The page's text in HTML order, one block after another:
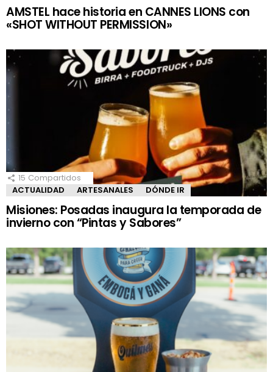
AMSTEL hace historia en CANNES LIONS con
«SHOT WITHOUT PERMISSION»
15 Compartidos
ACTUALIDAD
ARTESANALES DÓNDE IR
Misiones: Posadas inaugura la temporada de
invierno con “Pintas y Sabores”